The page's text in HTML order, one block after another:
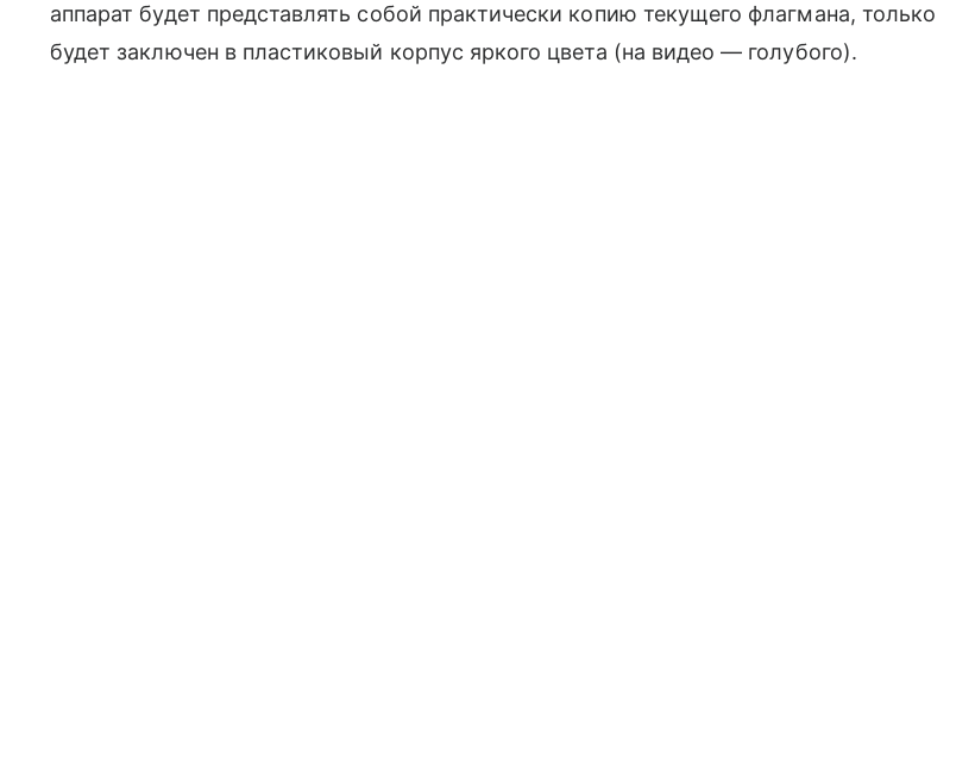
аппарат будет представлять собой практически копию текущего флагмана, только
будет заключен в пластиковый корпус яркого цвета (на видео — голубого).